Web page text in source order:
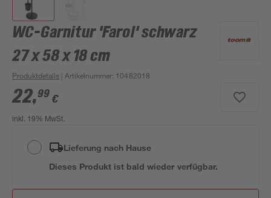
WC-Garnitur 'Farol' schwarz
27 x 58 x 18 cm
Produktdetails | Artikelnummer: 10482018
22,99 €
inkl. 19% MwSt.
Lieferung nach Hause
Dieses Produkt ist bald wieder verfügbar.